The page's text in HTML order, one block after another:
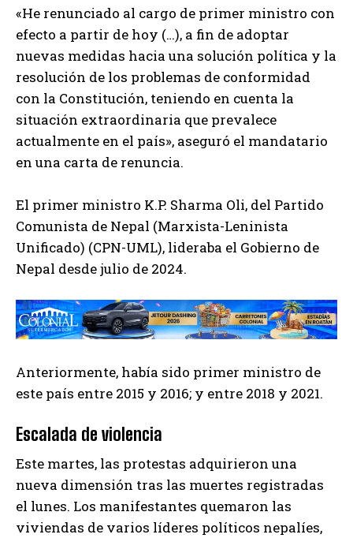
«He renunciado al cargo de primer ministro con
efecto a partir de hoy (…), a fin de adoptar
nuevas medidas hacia una solución política y la
resolución de los problemas de conformidad
con la Constitución, teniendo en cuenta la
situación extraordinaria que prevalece
actualmente en el país», aseguró el mandatario
en una carta de renuncia.
El primer ministro K.P. Sharma Oli, del Partido
Comunista de Nepal (Marxista-Leninista
Unificado) (CPN-UML), lideraba el Gobierno de
Nepal desde julio de 2024.
Anteriormente, había sido primer ministro de
este país entre 2015 y 2016; y entre 2018 y 2021.
Escalada de violencia
Este martes, las protestas adquirieron una
nueva dimensión tras las muertes registradas
el lunes. Los manifestantes quemaron las
viviendas de varios líderes políticos nepalíes,